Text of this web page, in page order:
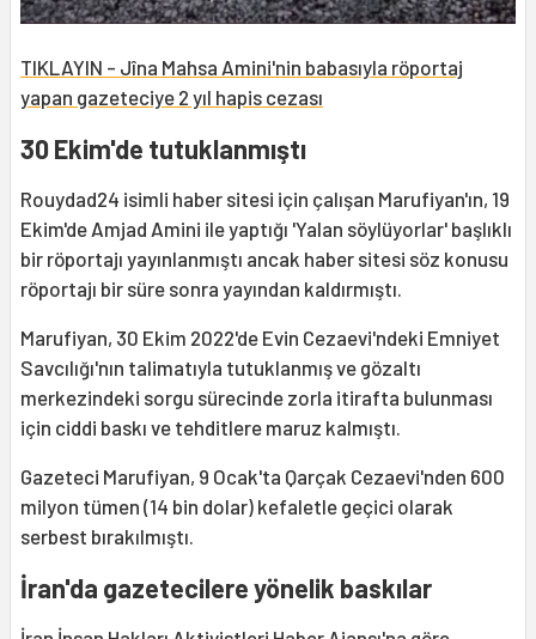
TIKLAYIN - Jîna Mahsa Amini'nin babasıyla röportaj
yapan gazeteciye 2 yıl hapis cezası
30 Ekim'de tutuklanmıştı
Rouydad24 isimli haber sitesi için çalışan Marufiyan'ın, 19
Ekim'de Amjad Amini ile yaptığı 'Yalan söylüyorlar' başlıklı
bir röportajı yayınlanmıştı ancak haber sitesi söz konusu
röportajı bir süre sonra yayından kaldırmıştı.
Marufiyan, 30 Ekim 2022'de Evin Cezaevi'ndeki Emniyet
Savcılığı'nın talimatıyla tutuklanmış ve gözaltı
merkezindeki sorgu sürecinde zorla itirafta bulunması
için ciddi baskı ve tehditlere maruz kalmıştı.
Gazeteci Marufiyan, 9 Ocak'ta Qarçak Cezaevi'nden 600
milyon tümen (14 bin dolar) kefaletle geçici olarak
serbest bırakılmıştı.
İran'da gazetecilere yönelik baskılar